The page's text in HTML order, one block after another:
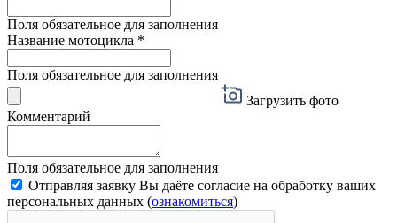
Поля обязательное для заполнения
Название мотоцикла *
Поля обязательное для заполнения
Загрузить фото
Комментарий
Поля обязательное для заполнения
Отправляя заявку Вы даёте согласие на обработку ваших
персональных данных (ознакомиться)